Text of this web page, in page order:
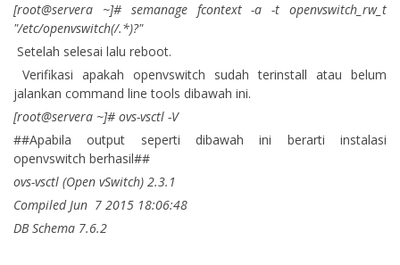
[root@servera ~]# semanage fcontext -a -t openvswitch_rw_t
"/etc/openvswitch(/.*)?"
Setelah selesai lalu reboot.
Verifikasi apakah openvswitch sudah terinstall atau belum
jalankan command line tools dibawah ini.
[root@servera ~]# ovs-vsctl -V
##Apabila output seperti dibawah ini berarti instalasi
openvswitch berhasil##
ovs-vsctl (Open vSwitch) 2.3.1
Compiled Jun 7 2015 18:06:48
DB Schema 7.6.2